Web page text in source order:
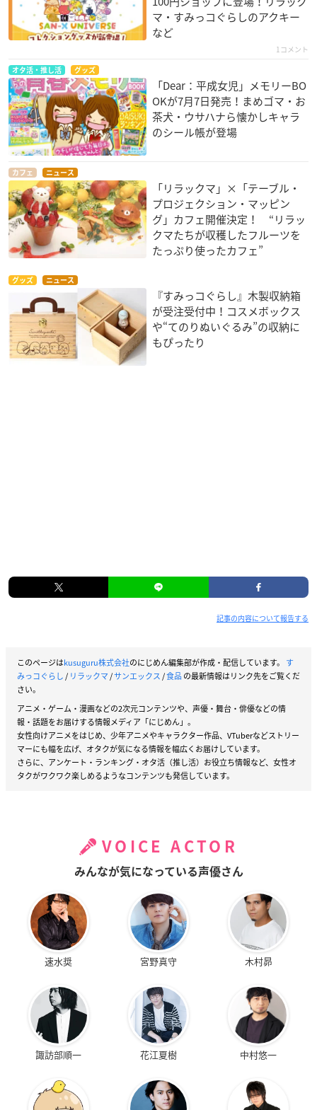
マ・すみっコぐらしのアクキー
など
1コメント
オタ活・推し活 グッズ
「Dear：平成女児」メモリーBO
OKが7月7日発売！まめゴマ・お
茶犬・ウサハナら懐かしキャラ
のシール帳が登場
カフェ ニュース
「リラックマ」×「テーブル・
プロジェクション・マッピン
グ」カフェ開催決定！ “リラッ
クマたちが収穫したフルーツを
たっぷり使ったカフェ”
グッズ ニュース
『すみっコぐらし』木製収納箱
が受注受付中！コスメボックス
や“てのりぬいぐるみ”の収納に
もぴったり
記事の内容について報告する
このページはkusuguru株式会社のにじめん編集部が作成・配信しています。 す
みっコぐらし/ リラックマ/サンエックス/食品の最新情報はリンク先をご覧くだ
さい。
アニメ・ゲーム・漫画などの2次元コンテンツや、声優・舞台・俳優などの情
報・話題をお届けする情報メディア「にじめん」。
女性向けアニメをはじめ、少年アニメやキャラクター作品、VTuberなどストリー
マーにも幅を広げ、オタクが気になる情報を幅広くお届けしています。
さらに、アンケート・ランキング・オタ活（推し活）お役立ち情報など、女性オ
タクがワクワク楽しめるようなコンテンツも発信しています。
VOICE ACTOR
みんなが気になっている声優さん
速水奨 宮野真守 木村昴
諏訪部順一 花江夏樹 中村悠一